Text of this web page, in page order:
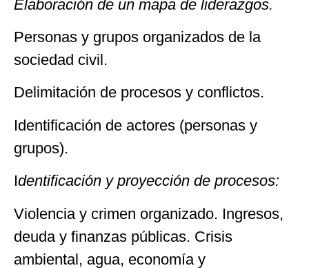
Elaboración de un mapa de liderazgos.
Personas y grupos organizados de la
sociedad civil.
Delimitación de procesos y conflictos.
Identificación de actores (personas y
grupos).
Identificación y proyección de procesos:
Violencia y crimen organizado. Ingresos,
deuda y finanzas públicas. Crisis
ambiental, agua, economía y